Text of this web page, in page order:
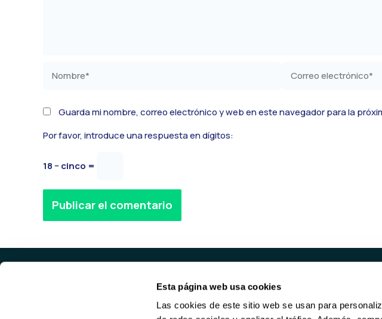
Esta página web usa cookies
Las cookies de este sitio web se usan para
electrónico*
Guarda mi nombre, correo electrónico y web en este navegador para la
Por favor, introduce una respuesta en dígitos:
18 − cinco =
PRODUCTOS
SERVIDORES REACONDICIONADOS